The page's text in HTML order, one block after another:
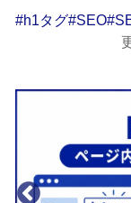
#h1タグ#SEO